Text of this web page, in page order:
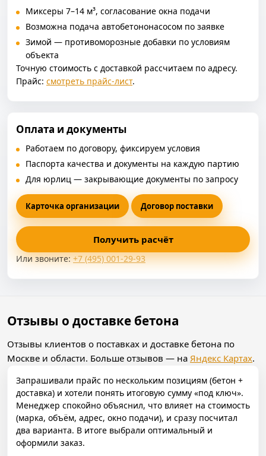
Миксеры 7–14 м³, согласование окна подачи
Возможна подача автобетононасосом по заявке
Зимой — противоморозные добавки по условиям
объекта
Точную стоимость с доставкой рассчитаем по адресу.
Прайс: смотреть прайс‑лист.
Оплата и документы
Работаем по договору, фиксируем условия
Паспорта качества и документы на каждую партию
Для юрлиц — закрывающие документы по запросу
Карточка организации Договор поставки
Получить расчёт
Или звоните:+7 (495) 001-29-93
Отзывы о доставке бетона
Отзывы клиентов о поставках и доставке бетона по
Москве и области. Больше отзывов — на Яндекс Картах.
Запрашивали прайс по нескольким позициям (бетон +
доставка) и хотели понять итоговую сумму «под ключ».
Менеджер спокойно объяснил, что влияет на стоимость
(марка, объём, адрес, окно подачи), и сразу посчитал
два варианта. В итоге выбрали оптимальный и
оформили заказ.